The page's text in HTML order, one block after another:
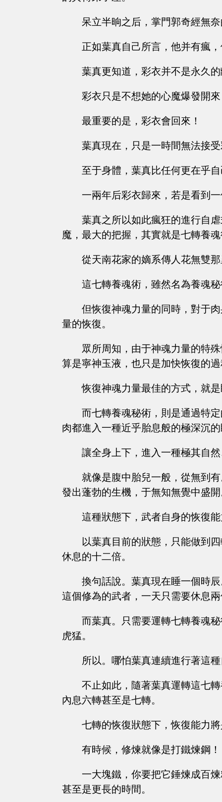
呆立半晌之后，掌門郭奇經無
正如葉真自己所言，他并有瘋
葉真更知道，彩衣并不是永久
彩衣只是不想她的心魔爆發開
最重要的是，彩衣會回來！
葉真現在，只是一時間無法接
至于身體，葉真比任何更在乎
一兩年后彩衣歸來，若是看到
葉真之所以如此瘋狂的進行自
魔，最大的把握，其實就是七轉養
從天南花家的嫡系傳人花無雙
這七轉養魂術，雖然名為養魂
但恢復神魂力量的同時，對于
量的恢復。
眾所周知，由于神魂力量的特
算是寧神玉液，也只是加快恢復的
恢復神魂力量最佳的方式，就
而七轉養魂秘術，則是通過特
肉都進入一種近乎胎息般的極深沉
讓全身上下，進入一種極其自
就像是腹中胎兒一般，從無到
發出蓬勃的生機，于無知無覺中盛
這種狀態下，武者自身的恢復
以葉真目前的狀態，只能做到
休息的十二倍。
換句話說。葉真現在睡一個時
這個修為的武者，一天只需要休息
而葉真。只需要運轉七轉養魂
虎猛。
所以。哪怕葉真連續進行著這
不止如此，隨著葉真運轉這七
內息六轉甚至是七轉。
七轉的恢復狀態下，恢復能力
有時候，修煉就像是打鐵煉鋼！
一大塊鐵，你要把它錘煉成百
甚至是更長的時間。